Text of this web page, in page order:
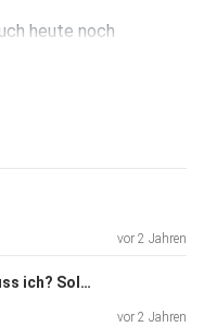
heute noch
auch gerne
vor 2 Jahren
Glücklich sein: Darf ich? Muss ich? Soll ich?
vor 2 Jahren